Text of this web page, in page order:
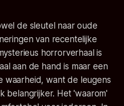
de sleutel naar oude
van recentelijke
horrorverhaal is
aan de hand is maar een
waarheid, want de leugens
belangrijker. Het 'waarom'